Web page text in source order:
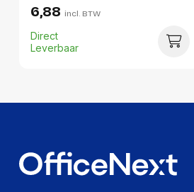
6,88 incl. BTW
Direct
Leverbaar